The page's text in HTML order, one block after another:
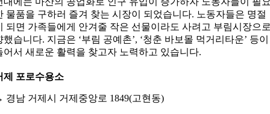
물품을 구하러 즐겨 찾는 시장이 되었습니다. 노동자들은 명절
되면 가족들에게 안겨줄 작은 선물이라도 사려고 부림시장으
했습니다. 지금은 ‘부림 공예촌’, ‘청춘 바보몰 먹거리타운’ 등이
어서 새로운 활력을 찾고자 노력하고 있습니다.
제 포로수용소
경남 거제시 거제중앙로 1849(고현동)